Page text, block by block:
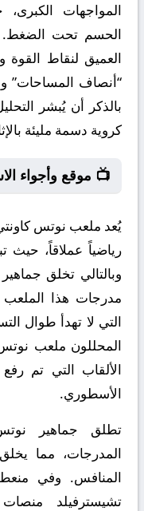
المواجهات
الحسم تحت الضغط.
العميق لنقاط
“أنصاف المساحات”
بالذكر أن يُبشر
كروية دسمة مليئة
📺 موقع وأجواء
يُعد ملعب نوتس
وبالتالي تخلق
مدرجات هذا الملعب
التي لا تهدأ طوال
المحللون ملعب
الألقاب التي تم
الأسطوري.
تطلق جماهير
المدرجات، مما
المنافس. وفي
تشيسترفيلد منصات